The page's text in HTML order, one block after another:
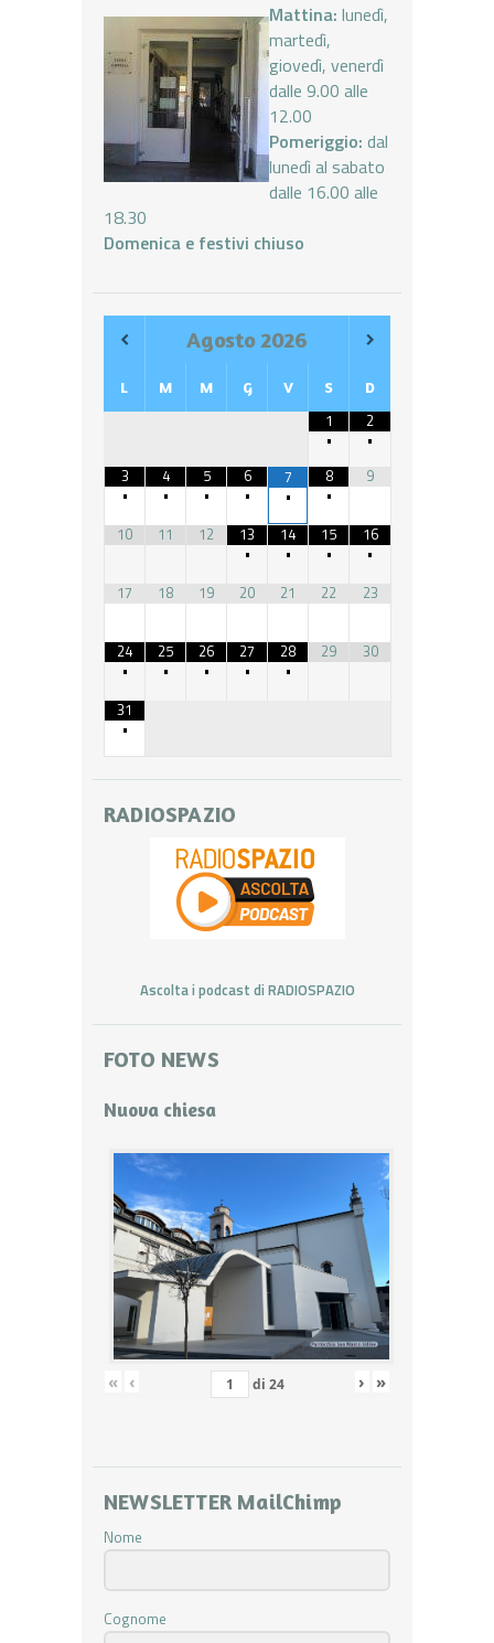
Mattina: lunedì,
martedì,
giovedì, venerdì
dalle 9.00 alle
12.00
Pomeriggio: dal
lunedì al sabato
dalle 16.00 alle
18.30
Domenica e festivi chiuso
Agosto2026
L M M G V S D
1
•
2
•
3
•
4
•
5
•
6
•
7
•
8
•
9
10 11 12
13
•
14
•
15
•
16
•
17
18 19 20 21 22 23
24
•
25
•
26
•
27
•
28
•
29 30
31
•
RADIOSPAZIO
Ascolta i podcast di RADIOSPAZIO
FOTO NEWS
Nuova chiesa
« ‹ di 24 › »
NEWSLETTER MailChimp
Nome
Cognome